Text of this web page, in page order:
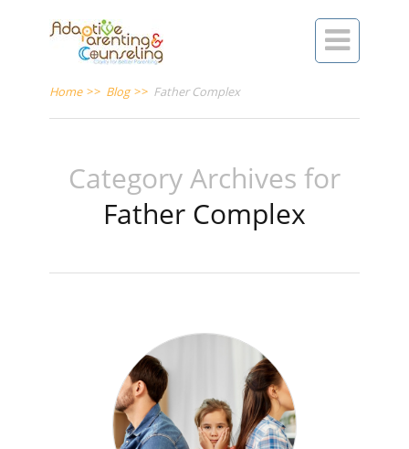

Home >> Blog >> Father Complex
Category Archives for
Father Complex